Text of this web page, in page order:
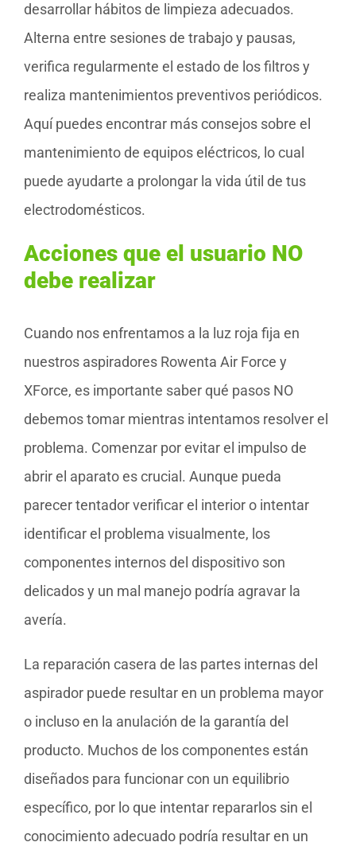
desarrollar hábitos de limpieza adecuados.
Alterna entre sesiones de trabajo y pausas,
verifica regularmente el estado de los filtros y
realiza mantenimientos preventivos periódicos.
Aquí puedes encontrar más consejos sobre el
mantenimiento de equipos eléctricos, lo cual
puede ayudarte a prolongar la vida útil de tus
electrodomésticos.
Acciones que el usuario NO
debe realizar
Cuando nos enfrentamos a la luz roja fija en
nuestros aspiradores Rowenta Air Force y
XForce, es importante saber qué pasos NO
debemos tomar mientras intentamos resolver el
problema. Comenzar por evitar el impulso de
abrir el aparato es crucial. Aunque pueda
parecer tentador verificar el interior o intentar
identificar el problema visualmente, los
componentes internos del dispositivo son
delicados y un mal manejo podría agravar la
avería.
La reparación casera de las partes internas del
aspirador puede resultar en un problema mayor
o incluso en la anulación de la garantía del
producto. Muchos de los componentes están
diseñados para funcionar con un equilibrio
específico, por lo que intentar repararlos sin el
conocimiento adecuado podría resultar en un